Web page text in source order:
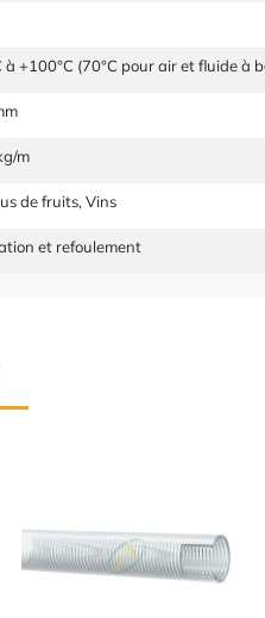
à +100°C (70°C pour air et fluide à
m
de fruits, Vins
et refoulement